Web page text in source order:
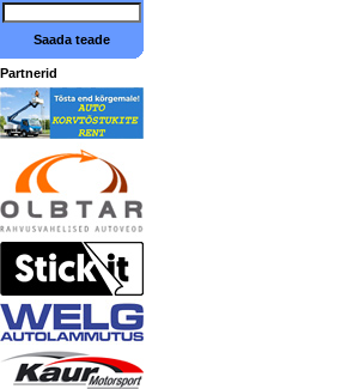
Saada teade
Partnerid